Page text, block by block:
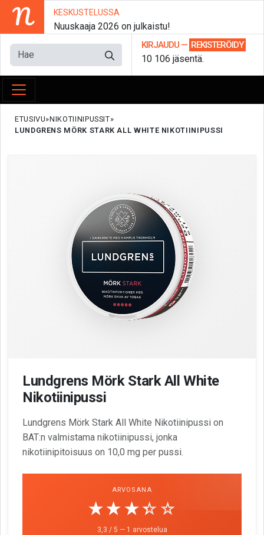
N KESKUSTELUSSA
Nuuskaaja 2026 on julkaistu!
KIRJAUDU — REKISTERÖIDY
10 106 jäsentä.
ETUSIVU NIKOTIINIPUSSIT
LUNDGRENS MÖRK STARK ALL WHITE NIKOTIINIPUSSI
Lundgrens Mörk Stark All White
Nikotiinipussi
Lundgrens Mörk Stark All White Nikotiinipussi on
BAT:n valmistama nikotiinipussi, jonka
nikotiinipitoisuus on 10,0 mg per pussi.
ARVOSANA
☆☆☆☆☆
★★★★★
3,3 / 5 — 1 arvostelua